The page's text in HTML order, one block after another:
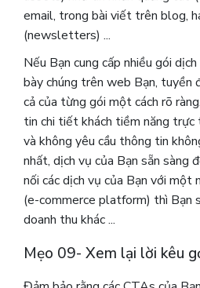
email, trong bài viết trên blog,
(newsletters) ...
Nếu Bạn cung cấp nhiều gói
bày chúng trên web Bạn, tuyền
cả của từng gói một cách rõ
tin chi tiết khách tiềm năng
và không yêu cầu thông tin
nhất, dịch vụ của Bạn sẵn sàng
nối các dịch vụ của Bạn với một
(e-commerce platform) thì Bạn
doanh thu khác ...
Mẹo 09- Xem lại lời kêu